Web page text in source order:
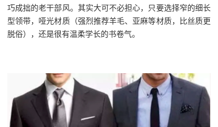
巧成拙的老干部风。其实大可不必担心，只要选择窄的细长
型领带，哑光材质（强烈推荐羊毛、亚麻等材质，比丝质更
脱俗），还是很有温柔学长的书卷气。